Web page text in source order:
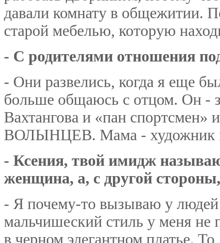
давали комнату в общежитии.
старой мебелью, которую
- С родителями отношения
- Они развелись, когда я еще
больше общаюсь с отцом. Он -
Вахтангова и «пан спортсмен»
ВОЛЫНЦЕВ. Мама - художник
- Ксения, твой имидж
женщина, а, с другой
- Я почему-то вызываю у
мальчишеский стиль у меня не
в черном элегантном платье.